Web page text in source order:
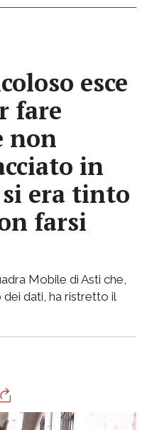
esce
fare
non
in
si era tinto
farsi
Mobile di Asti che,
dati, ha ristretto il